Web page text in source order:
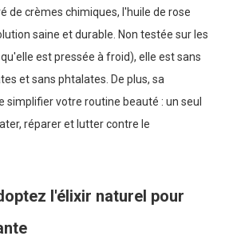
de crèmes chimiques, l'huile de rose
saine et durable. Non testée sur les
est pressée à froid), elle est sans
et sans phtalates. De plus, sa
simplifier votre routine beauté : un seul
réparer et lutter contre le
l'élixir naturel pour